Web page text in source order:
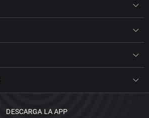
DESCARGA LA APP